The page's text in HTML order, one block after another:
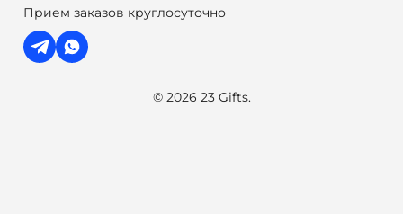
Прием заказов круглосуточно
© 2026 23 Gifts.